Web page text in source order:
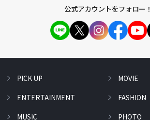
公式アカウントをフォロー！
PICK UP
ENTERTAINMENT
MUSIC
MOVIE
FASHION
PHOTO